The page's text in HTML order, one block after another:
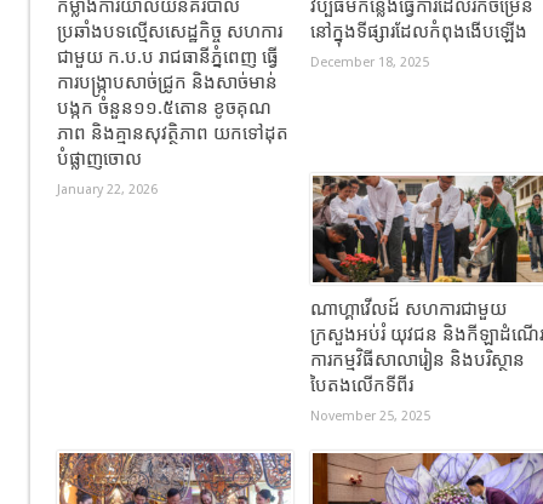
កម្លាំងការិយាល័យនគរបាល
ប្រឆាំងបទល្មើសសេដ្ឋកិច្ច សហការ
ជាមួយ ក.ប.ប រាជធានីភ្នំពេញ ធ្វើ
ការបង្ក្រាបសាច់ជ្រូក និងសាច់មាន់
បង្កក ចំនួន១១.៥តោន ខូចគុណ
ភាព និងគ្មានសុវត្ថិភាព យកទៅដុត
បំផ្លាញចោល
January 22, 2026
វប្បធម៌កន្លែងធ្វើការដែលរីកចម្រើន
នៅក្នុងទីផ្សារដែលកំពុងងើបឡើង
December 18, 2025
ណាហ្គាវើលដ៍ សហការជាមួយ
ក្រសួងអប់រំ យុវជន និងកីឡាដំណើរ
ការកម្មវិធីសាលារៀន និងបរិស្ថាន
បៃតងលើកទីពីរ
November 25, 2025